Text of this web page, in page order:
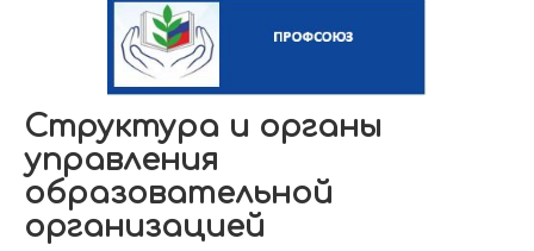
Структура и органы
управления
образовательной
организацией